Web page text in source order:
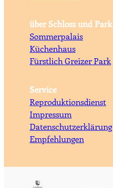
über Schloss und Park
Sommerpalais
Küchenhaus
Fürstlich Greizer Park
Service
Reproduktionsdienst
Impressum
Datenschutzerklärung
Empfehlungen